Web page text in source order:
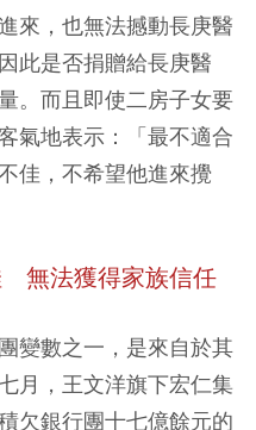
來，也無法撼動長庚醫
此是否捐贈給長庚醫
。而且即使二房子女要
氣地表示：「最不適合
佳，不希望他進來攪
無法獲得家族信任
變數之一，是來自於其
月，王文洋旗下宏仁集
欠銀行團十七億餘元的